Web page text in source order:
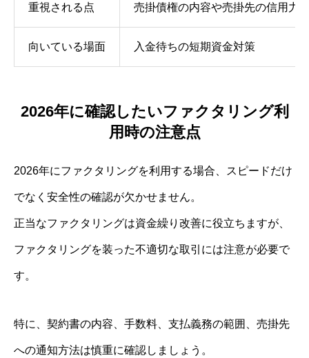
重視される点 売掛債権の内容や売掛先の信用力
向いている場面 入金待ちの短期資金対策
2026年に確認したいファクタリング利
用時の注意点
2026年にファクタリングを利用する場合、スピードだけ
でなく安全性の確認が欠かせません。
正当なファクタリングは資金繰り改善に役立ちますが、
ファクタリングを装った不適切な取引には注意が必要で
す。
特に、契約書の内容、手数料、支払義務の範囲、売掛先
への通知方法は慎重に確認しましょう。